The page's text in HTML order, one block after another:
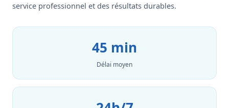
service professionnel et des résultats durables.
45 min
Délai moyen